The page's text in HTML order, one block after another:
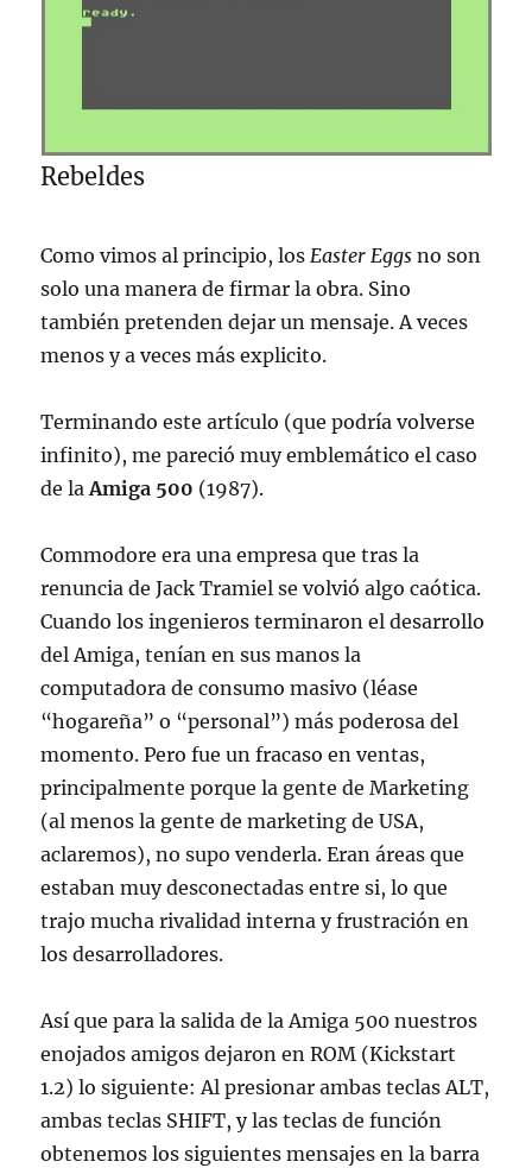
Rebeldes
Como vimos al principio, losEaster Eggs no son
solo una manera de firmar la obra. Sino
también pretenden dejar un mensaje. A veces
menos y a veces más explicito.
Terminando este artículo (que podría volverse
infinito), me pareció muy emblemático el caso
de laAmiga 500 (1987).
Commodore era una empresa que tras la
renuncia de Jack Tramiel se volvió algo caótica.
Cuando los ingenieros terminaron el desarrollo
del Amiga, tenían en sus manos la
computadora de consumo masivo (léase
“hogareña” o “personal”) más poderosa del
momento. Pero fue un fracaso en ventas,
principalmente porque la gente de Marketing
(al menos la gente de marketing de USA,
aclaremos), no supo venderla. Eran áreas que
estaban muy desconectadas entre si, lo que
trajo mucha rivalidad interna y frustración en
los desarrolladores.
Así que para la salida de la Amiga 500 nuestros
enojados amigos dejaron en ROM (Kickstart
1.2) lo siguiente: Al presionar ambas teclas ALT,
ambas teclas SHIFT, y las teclas de función
obtenemos los siguientes mensajes en la barra